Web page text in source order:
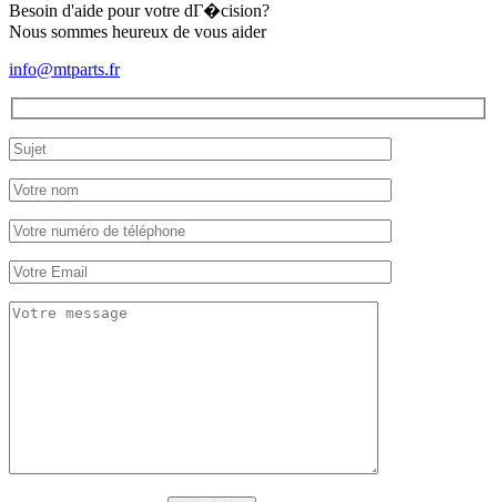
Besoin d'aide pour votre dГ�cision?
Nous sommes heureux de vous aider
info@mtparts.fr